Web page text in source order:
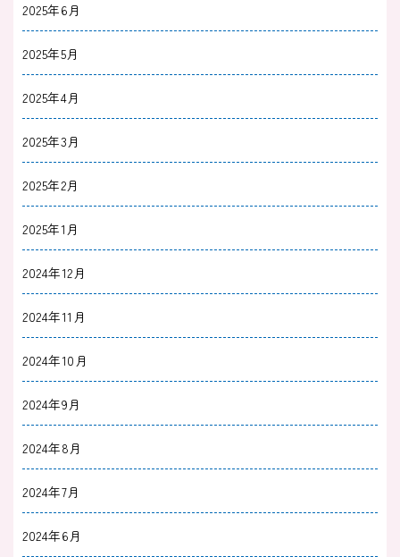
2025年6月
2025年5月
2025年4月
2025年3月
2025年2月
2025年1月
2024年12月
2024年11月
2024年10月
2024年9月
2024年8月
2024年7月
2024年6月